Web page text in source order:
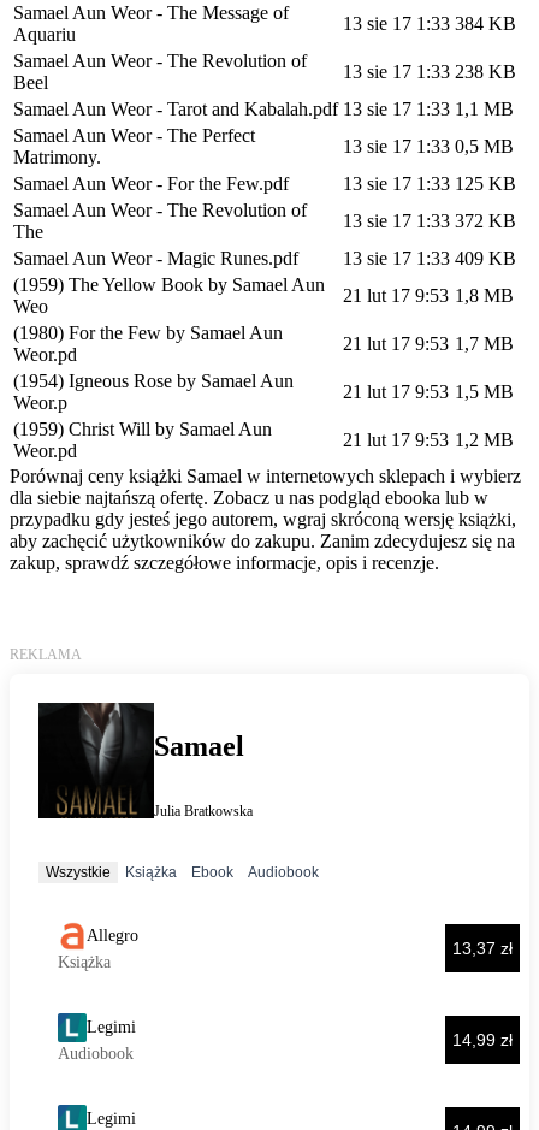
Samael Aun Weor - The Message of
Aquariu
13 sie 17 1:33 384 KB
Samael Aun Weor - The Revolution of
Beel
13 sie 17 1:33 238 KB
Samael Aun Weor - Tarot and Kabalah.pdf 13 sie 17 1:33 1,1 MB
Samael Aun Weor - The Perfect
Matrimony.
13 sie 17 1:33 0,5 MB
Samael Aun Weor - For the Few.pdf
13 sie 17 1:33 125 KB
Samael Aun Weor - The Revolution of
The
13 sie 17 1:33 372 KB
Samael Aun Weor - Magic Runes.pdf
13 sie 17 1:33 409 KB
(1959) The Yellow Book by Samael Aun
Weo
21 lut 17 9:53 1,8 MB
(1980) For the Few by Samael Aun
Weor.pd
21 lut 17 9:53 1,7 MB
(1954) Igneous Rose by Samael Aun
Weor.p
21 lut 17 9:53 1,5 MB
(1959) Christ Will by Samael Aun
Weor.pd
21 lut 17 9:53 1,2 MB
Porównaj ceny książki Samael w internetowych sklepach i wybierz
dla siebie najtańszą ofertę. Zobacz u nas podgląd ebooka lub w
przypadku gdy jesteś jego autorem, wgraj skróconą wersję książki,
aby zachęcić użytkowników do zakupu. Zanim zdecydujesz się na
zakup, sprawdź szczegółowe informacje, opis i recenzje.